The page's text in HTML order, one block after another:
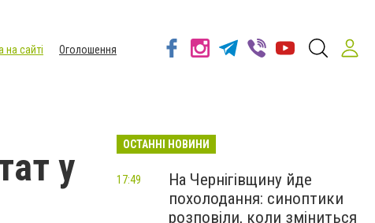
на сайті
Оголошення
у
ОСТАННІ НОВИНИ
На Чернігівщину йде
похолодання: синоптики
розповіли, коли зміниться
17:49